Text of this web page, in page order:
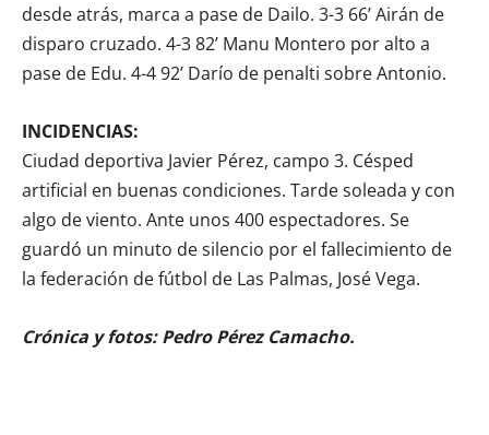
desde atrás, marca a pase de Dailo. 3-3 66’ Airán de
disparo cruzado. 4-3 82’ Manu Montero por alto a
pase de Edu. 4-4 92’ Darío de penalti sobre Antonio.
INCIDENCIAS:
Ciudad deportiva Javier Pérez, campo 3. Césped
artificial en buenas condiciones. Tarde soleada y con
algo de viento. Ante unos 400 espectadores. Se
guardó un minuto de silencio por el fallecimiento de
la federación de fútbol de Las Palmas, José Vega.
Crónica y fotos: Pedro Pérez Camacho.